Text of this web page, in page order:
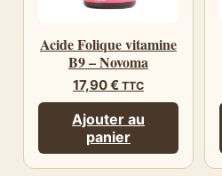
Acide Folique vitamine
B9 – Novoma
17,90€ TTC
Ajouter au
panier